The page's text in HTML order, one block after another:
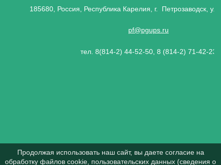
185680, Россия, Республика Карелия, г. Петрозаводск,
pf@pgups.ru
тел. 8(814-2) 44-52-50, 8 (814-2) 71-42-23
Продолжая использовать наш сайт, вы даете согласие на
обработку файлов cookie, пользовательских данных (сведения о